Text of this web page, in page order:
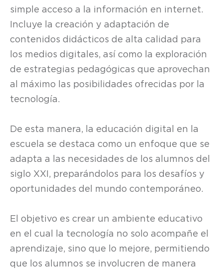
simple acceso a la información en internet.
Incluye la creación y adaptación de
contenidos didácticos de alta calidad para
los medios digitales, así como la exploración
de estrategias pedagógicas que aprovechan
al máximo las posibilidades ofrecidas por la
tecnología.
De esta manera, la educación digital en la
escuela se destaca como un enfoque que se
adapta a las necesidades de los alumnos del
siglo XXI, preparándolos para los desafíos y
oportunidades del mundo contemporáneo.
El objetivo es crear un ambiente educativo
en el cual la tecnología no solo acompañe el
aprendizaje, sino que lo mejore, permitiendo
que los alumnos se involucren de manera